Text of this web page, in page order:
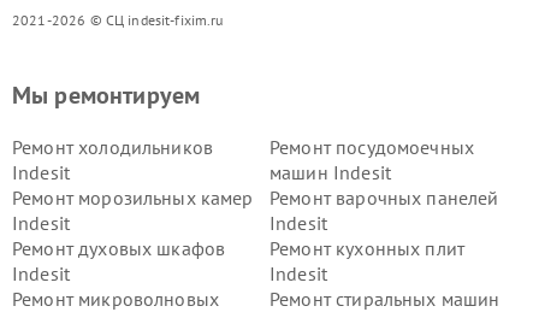
2021-2026 © СЦ indesit-fixim.ru
Мы ремонтируем
Ремонт холодильников
Indesit
Ремонт посудомоечных
машин Indesit
Ремонт морозильных камер
Indesit
Ремонт варочных панелей
Indesit
Ремонт духовых шкафов
Indesit
Ремонт кухонных плит
Indesit
Ремонт микроволновых
Ремонт стиральных машин